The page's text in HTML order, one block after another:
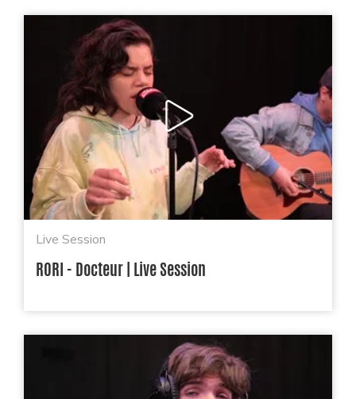
Live Session
RORI - Docteur | Live Session